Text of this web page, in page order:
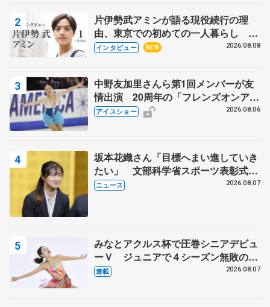
片伊勢武アミンが語る現役続行の理
由、東京での初めての一人暮らし 注
目スケーターの「今」に迫る
インタビュー NEW 2026.08.08
中野友加里さんら第1回メンバーが友
情出演 20周年の「フレンズオンアイ
ス」 宮本賢二さん、有川梨絵さん、
アイスショー 2026.08.06
坂本花織さん「目標へまい進していき
たい」 文部科学省スポーツ表彰式で
代表謝辞
ニュース 2026.08.07
みなとアクルス杯で圧巻シニアデビュ
ーＶ ジュニアで４シーズン無敗の島
田麻央
連載 2026.08.07